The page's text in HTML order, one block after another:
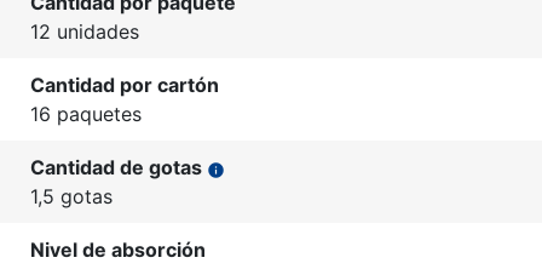
12 unidades
Cantidad por cartón
16 paquetes
Cantidad de gotas info
1,5 gotas
Nivel de absorción